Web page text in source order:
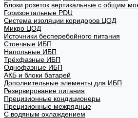
Блоки розеток вертикальные с общим
Горизонтальные PDU
Система изоляции коридоров ЦОД
Микро ЦОД
Источники бесперебойного питания
Стоечные ИБП
Напольные ИБП
Трёхфазные ИБП
Однофазные ИБП
АКБ и блоки батарей
Дополнительные элементы для ИБП
Резервирование питания
Прецизионные кондиционеры
Прецизионные межрядные
С водяным охлаждением